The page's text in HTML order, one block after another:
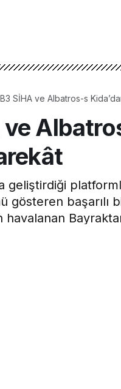
SİHA ve Albatros-s
geliştirdiği
başarılı